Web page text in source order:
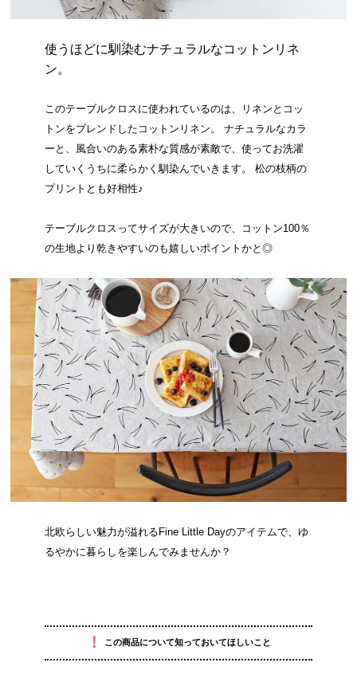
使うほどに馴染むナチュラルなコットンリネ
ン。
このテーブルクロスに使われているのは、リネンとコッ
トンをブレンドしたコットンリネン。 ナチュラルなカラ
ーと、風合いのある素朴な質感が素敵で、使ってお洗濯
していくうちに柔らかく馴染んでいきます。 松の枝柄の
プリントとも好相性♪
テーブルクロスってサイズが大きいので、コットン100％
の生地より乾きやすいのも嬉しいポイントかと◎
北欧らしい魅力が溢れるFine Little Dayのアイテムで、ゆ
るやかに暮らしを楽しんでみませんか？
！ この商品について知っておいてほしいこと